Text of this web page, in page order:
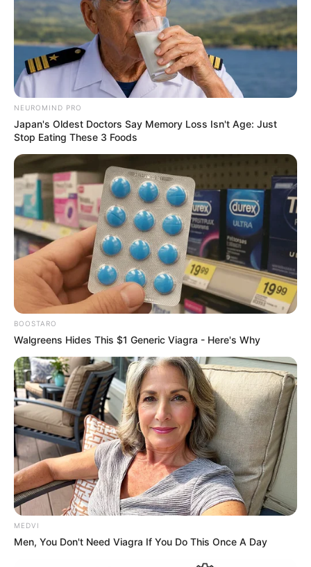
Câmara entrega cobertores arrecadados para a
Campanha do Agasalho
Assistentes Sociais comemoram sua data com
confraternização
Primeira Dama e Prefeito visitam equipe da
Campanha do Agasalho para agradecer o empenho
NEUROMIND PRO
Japan's Oldest Doctors Say Memory Loss Isn't Age: Just
Stop Eating These 3 Foods
BOOSTARO
Walgreens Hides This $1 Generic Viagra - Here's Why
MEDVI
Men, You Don't Need Viagra If You Do This Once A Day